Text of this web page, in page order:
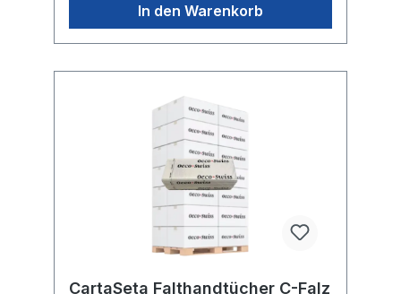
ausgezeichnete Saugkraft. Mit 250 Blatt pro
Rolle bietet es eine hohe Ergiebigkeit und
Toilettenpapier von CartaSeta wird in der
Schweiz hergestellt und verbindet
zuverlässige Hygiene mit einem
verantwortungsvollen Umgang mit
Ressourcen. Dank der Blattgrösse von 9,5 ×
11,5 cm und der hochwertigen Prägung
sorgt es für hohen Benutzerkomfort im
täglichen Einsatz. Ob für Büros, Schulen,
Industrie, Pflegeeinrichtungen oder den
privaten Haushalt – das CartaSeta OECO
SWISS CLASSIC Toilettenpapier bietet eine
In den Warenkorb
CartaSeta Falthandtücher C-Falz